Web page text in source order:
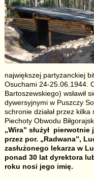
największej partyzanckiej
Osuchami 24-25.06.1944.
Bartoszewskiego) wsławił
dywersyjnymi w Puszczy
schronie działał przez
Piechoty Obwodu
„Wira” służył
przez por. „Radwana”,
zasłużonego lekarza w
ponad 30 lat dyrektora
roku nosi jego imię.